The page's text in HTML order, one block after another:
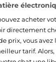
acheter
directement
prix, vous
tarif.